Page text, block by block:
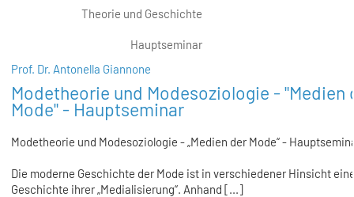
Theorie und Geschichte
Hauptseminar
Prof. Dr. Antonella Giannone
Modetheorie und Modesoziologie - "Medien
Mode" - Hauptseminar
Modetheorie und Modesoziologie - „Medien der Mode“ -
Die moderne Geschichte der Mode ist in verschiedener Hinsicht
Geschichte ihrer „Medialisierung“. Anhand [...]